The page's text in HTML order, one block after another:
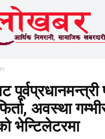
पूर्वप्रधानमन्त्री
अवस्था
भेन्टिलेटरमा